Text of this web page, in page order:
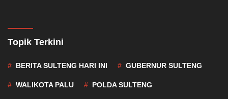
Topik Terkini
BERITA SULTENG HARI INI GUBERNUR SULTENG
WALIKOTA PALU POLDA SULTENG